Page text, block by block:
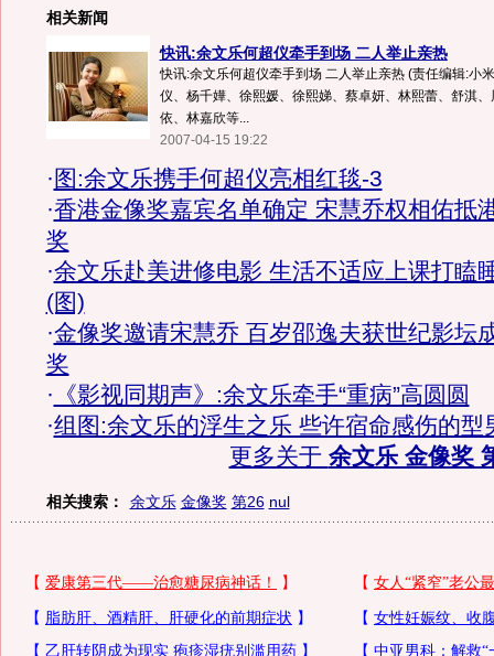
相关新闻
快讯:余文乐何超仪牵手到场 二人举止亲热
快讯:余文乐何超仪牵手到场 二人举止亲热 (责任编辑:小
仪、杨千嬅、徐熙媛、徐熙娣、蔡卓妍、林熙蕾、舒淇
依、林嘉欣等...
2007-04-15 19:22
· 图:余文乐携手何超仪亮相红毯-3
·香港金像奖嘉宾名单确定 宋慧乔权相佑抵
奖
·余文乐赴美进修电影 生活不适应上课打瞌
(图)
·金像奖邀请宋慧乔 百岁邵逸夫获世纪影坛
奖
· 《影视同期声》:余文乐牵手“重病”高圆圆
·组图:余文乐的浮生之乐 些许宿命感伤的型
更多关于 余文乐 金像奖
相关搜索： 余文乐 金像奖 第26 nul